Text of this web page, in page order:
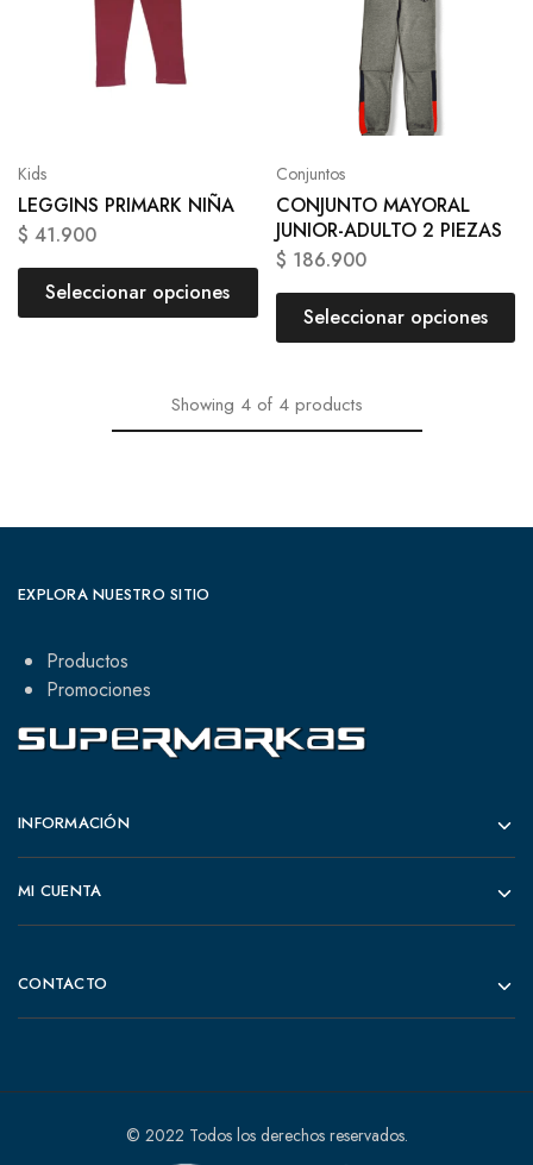
Kids
LEGGINS PRIMARK NIÑA
$ 41.900
Seleccionar opciones
Conjuntos
CONJUNTO MAYORAL
JUNIOR-ADULTO 2 PIEZAS
$ 186.900
Seleccionar opciones
Showing 4 of 4 products
EXPLORA NUESTRO SITIO
Productos
Promociones
INFORMACIÓN
MI CUENTA
CONTACTO
© 2022 Todos los derechos reservados.